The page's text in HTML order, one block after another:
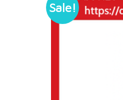
Sale!